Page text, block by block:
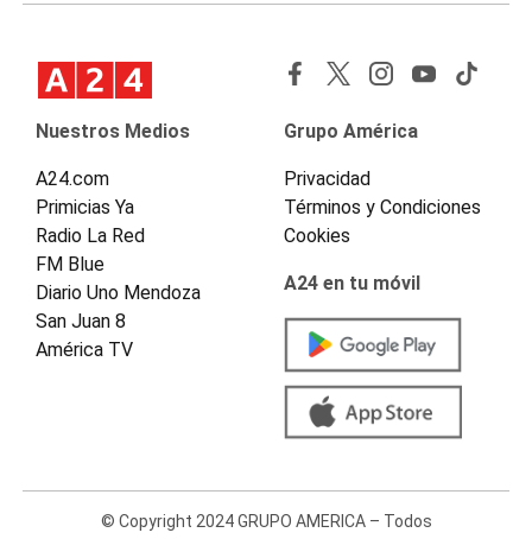
Nuestros Medios
A24.com
Primicias Ya
Radio La Red
FM Blue
Diario Uno Mendoza
San Juan 8
América TV
Grupo América
Privacidad
Términos y Condiciones
Cookies
A24 en tu móvil
© Copyright 2024 GRUPO AMERICA – Todos